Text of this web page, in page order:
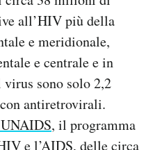
all’HIV più della
e meridionale,
e centrale e in
sono solo 2,2
antiretrovirali.
, il programma
e l’AIDS, delle circa